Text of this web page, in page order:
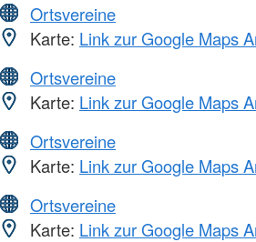
Ortsvereine
Karte: Link zur Google Maps
Ortsvereine
Karte: Link zur Google Maps
Ortsvereine
Karte: Link zur Google Maps
Ortsvereine
Karte: Link zur Google Maps